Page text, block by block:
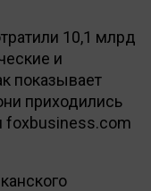
10,1 млрд
и
показывает
приходились
foxbusiness.com